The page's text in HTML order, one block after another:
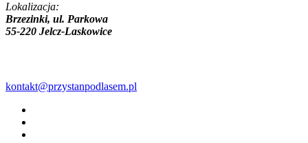
Lokalizacja:
Brzezinki, ul. Parkowa
55-220 Jelcz-Laskowice
kontakt@przystanpodlasem.pl